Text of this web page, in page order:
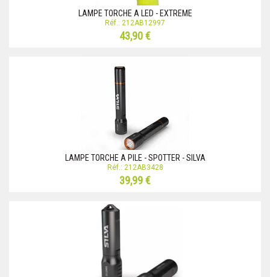
LAMPE TORCHE A LED - EXTREME
Réf.: 212AB12997
43,90 €
LAMPE TORCHE A PILE - SPOTTER - SILVA
Réf.: 212AB3428
39,99 €